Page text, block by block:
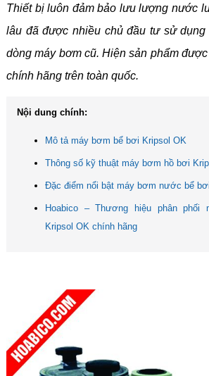
Thiết bị luôn đảm bảo lưu lượng nước
lâu đã được nhiều chủ đầu tư sử dụng
dòng máy bơm cũ. Hiện sản phẩm
chính hãng trên toàn quốc.
Nội dung chính:
Mô tả máy bơm bể bơi Kripsol OK
Thông số kỹ thuật máy bơm hồ bơi
Đặc điểm nổi bật máy bơm nước bể
Hoabico – Thương hiệu phân phối
Kripsol OK chính hãng